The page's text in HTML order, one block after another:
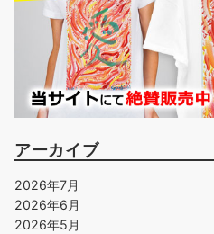
アーカイブ
2026年7月
2026年6月
2026年5月